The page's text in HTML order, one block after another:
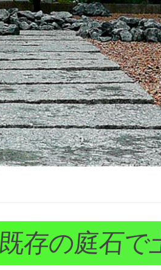
存の庭石